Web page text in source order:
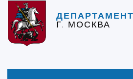
Г. МОСКВА